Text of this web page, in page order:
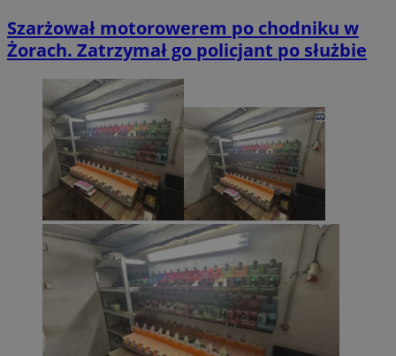
Szarżował motorowerem po chodniku w
Żorach. Zatrzymał go policjant po służbie